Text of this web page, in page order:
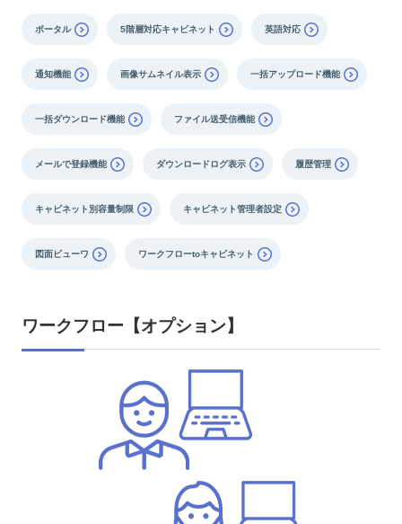
ポータル 5階層対応キャビネット 英語対応
通知機能 画像サムネイル表示 一括アップロード機能
一括ダウンロード機能 ファイル送受信機能
メールで登録機能 ダウンロードログ表示 履歴管理
キャビネット別容量制限 キャビネット管理者設定
図面ビューワ ワークフローtoキャビネット
ワークフロー【オプション】